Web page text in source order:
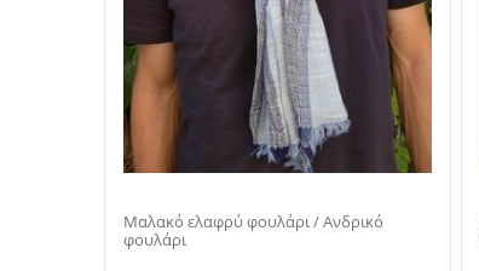
Μαλακό ελαφρύ φουλάρι / Ανδρικό
φουλάρι